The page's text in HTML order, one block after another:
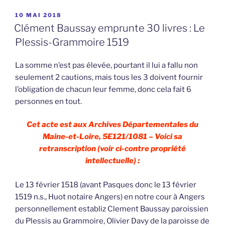
PUBLIÉ
LE
10 MAI 2018
Clément Baussay emprunte 30 livres : Le
Plessis-Grammoire 1519
La somme n’est pas élevée, pourtant il lui a fallu non
seulement 2 cautions, mais tous les 3 doivent fournir
l’obligation de chacun leur femme, donc cela fait 6
personnes en tout.
Cet acte est aux Archives Départementales du
Maine-et-Loire, 5E121/1081 – Voici sa
retranscription (voir ci-contre propriété
intellectuelle) :
Le 13 février 1518 (avant Pasques donc le 13 février
1519 n.s., Huot notaire Angers) en notre cour à Angers
personnellement establiz Clement Baussay paroissien
du Plessis au Grammoire, Olivier Davy de la paroisse de